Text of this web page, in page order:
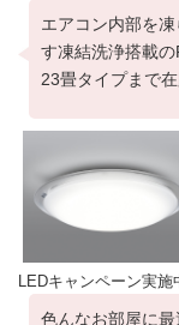
エアコン内部を
す凍結洗浄搭載
23畳タイプまで
LEDキャンペーン実施
色んなお部屋に